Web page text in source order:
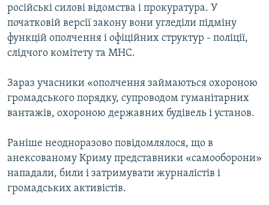
російські силові відомства і прокуратура. У
початковій версії закону вони угледіли підміну
функцій ополчення і офіційних структур - поліції,
слідчого комітету та МНС.
Зараз учасники «ополчення займаються охороною
громадського порядку, супроводом гуманітарних
вантажів, охороною державних будівель і установ.
Раніше неодноразово повідомлялося, що в
анексованому Криму представники «самооборони»
нападали, били і затримувати журналістів і
громадських активістів.